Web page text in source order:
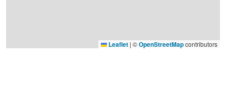
Leaflet | ©OpenStreetMapcontributors